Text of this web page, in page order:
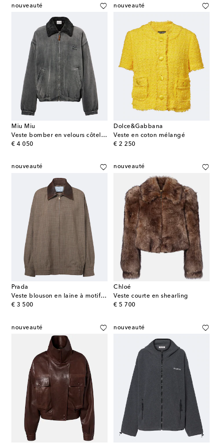
nouveauté
Miu Miu
Veste bomber en velours côtelé de coton
€ 4 050
original price
nouveauté
Dolce&Gabbana
Veste en coton mélangé
€ 2 250
original price
nouveauté
Prada
Veste blouson en laine à motif pied-de-poule
€ 3 500
original price
nouveauté
Chloé
Veste courte en shearling
€ 5 700
original price
nouveauté nouveauté